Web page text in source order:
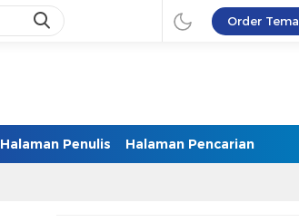
Order Tema
Halaman Penulis Halaman Pencarian